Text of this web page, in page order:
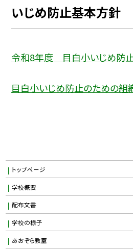
いじめ防止基本方針
令和8年度 目白小いじめ防
目白小いじめ防止のための組
トップページ
学校概要
配布文書
学校の様子
あおぞら教室